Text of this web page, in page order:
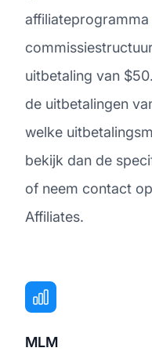
affiliateprogramma
uitbetaling van
de uitbetalingen
welke
bekijk dan de
of neem contact
Affiliates.
MLM